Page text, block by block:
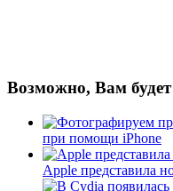
Возможно, Вам будет
при помощи iPhone
Apple представила